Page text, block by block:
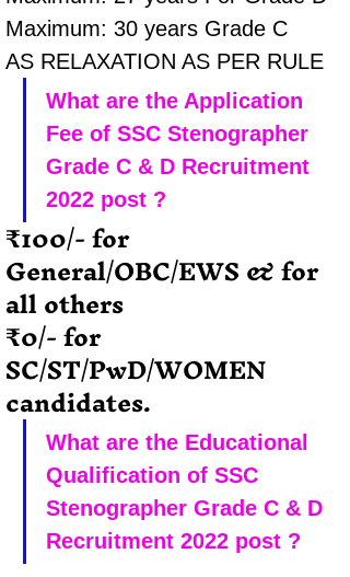
Maximum: 30 years Grade C
AS RELAXATION AS PER RULE
What are the Application
Fee of SSC Stenographer
Grade C & D Recruitment
2022 post ?
₹100/- for
General/OBC/EWS & for
all others
₹0/- for
SC/ST/PwD/WOMEN
candidates.
What are the Educational
Qualification of SSC
Stenographer Grade C & D
Recruitment 2022 post ?